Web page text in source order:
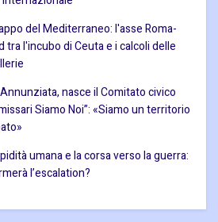
del Mediterraneo: l'asse Roma-
tra l'incubo di Ceuta e i calcoli delle
nasce il Comitato civico
Siamo Noi”: «Siamo un territorio
umana e la corsa verso la guerra:
l’escalation?